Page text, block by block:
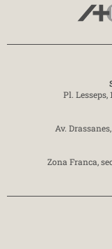
Pl. Lesseps,
Av.
Zona Franca,